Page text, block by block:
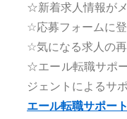
☆新着求人情報が
☆応募フォームに
☆気になる求人の
☆エール転職サポ
ジェントによるサ
エール転職サポー